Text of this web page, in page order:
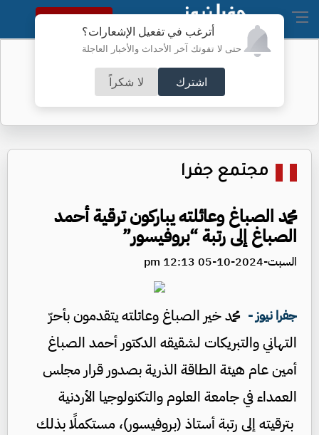
أترغب في تفعيل الإشعارات؟
حتى لا تفوتك آخر الأحداث والأخبار العاجلة
اشترك لا شكراً
النسخة الكاملة
مجتمع جفرا
محمد الصباغ وعائلته يباركون ترقية أحمد
الصباغ إلى رتبة “بروفيسور”
السبت-2024-10-05 12:13 pm
جفرا نيوز - محمد خير الصباغ وعائلته يتقدمون بأحرّ
التهاني والتبريكات لشقيقه الدكتور أحمد الصباغ
أمين عام هيئة الطاقة الذرية بصدور قرار مجلس
العمداء في جامعة العلوم والتكنولوجيا الأردنية
بترقيته إلى رتبة أستاذ (بروفيسور)، مستكملًا بذلك